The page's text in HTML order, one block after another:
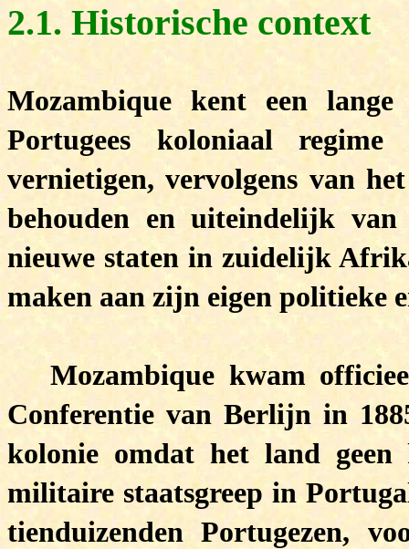
2.1. Historische context
Mozambique kent een
Portugees koloniaal
vernietigen, vervolgens van
behouden en uiteindelijk
nieuwe staten in zuidelijk
maken aan zijn eigen politieke
Mozambique kwam
Conferentie van Berlijn in
kolonie omdat het land geen
militaire staatsgreep in
tienduizenden Portugezen,